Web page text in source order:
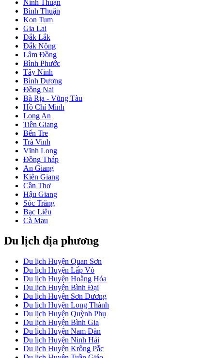
Ninh Thuận
Bình Thuận
Kon Tum
Gia Lai
Đắk Lắk
Đắk Nông
Lâm Đồng
Bình Phước
Tây Ninh
Bình Dương
Đồng Nai
Bà Rịa - Vũng Tàu
Hồ Chí Minh
Long An
Tiền Giang
Bến Tre
Trà Vinh
Vĩnh Long
Đồng Tháp
An Giang
Kiên Giang
Cần Thơ
Hậu Giang
Sóc Trăng
Bạc Liêu
Cà Mau
Du lịch địa phương
Du lịch Huyện Quan Sơn
Du lịch Huyện Lấp Vò
Du lịch Huyện Hoằng Hóa
Du lịch Huyện Bình Đại
Du lịch Huyện Sơn Dương
Du lịch Huyện Long Thành
Du lịch Huyện Quỳnh Phụ
Du lịch Huyện Bình Gia
Du lịch Huyện Nam Đàn
Du lịch Huyện Ninh Hải
Du lịch Huyện Krông Pắc